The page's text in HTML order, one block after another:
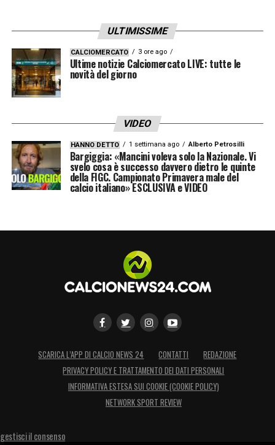
ULTIMISSIME
CALCIOMERCATO 3 ore ago
Ultime notizie Calciomercato LIVE: tutte le
novità del giorno
VIDEO
HANNO DETTO 1 settimana ago Alberto Petrosilli
Bargiggia: «Mancini voleva solo la Nazionale. Vi
svelo cosa è successo davvero dietro le quinte
della FIGC. Campionato Primavera male del
calcio italiano» ESCLUSIVA e VIDEO
SCARICA L’APP DI CALCIO NEWS 24 CONTATTI
REDAZIONE
PRIVACY POLICY E TRATTAMENTO DEI DATI PERSONALI
INFORMATIVA ESTESA SUI COOKIE (COOKIE POLICY)
NETWORK SPORT REVIEW
gestisci il consenso